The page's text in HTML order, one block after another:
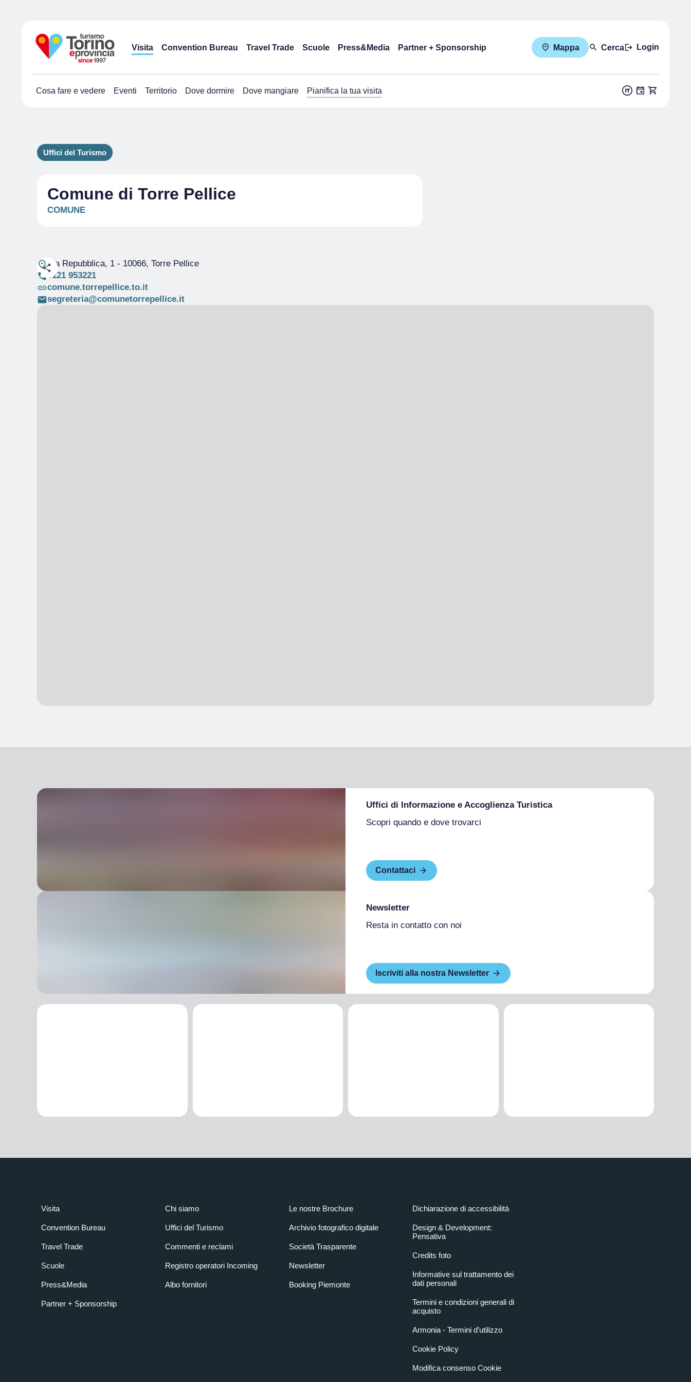
Visita Convention Bureau Travel Trade Scuole Press&Media Partner + Sponsorship Mappa Cerca Login
Cosa fare e vedere Eventi Territorio Dove dormire Dove mangiare Pianifica la tua visita
Uffici del Turismo
Comune di Torre Pellice
COMUNE
Via Repubblica, 1- 10066, Torre Pellice
0121 953221
comune.torrepellice.to.it
segreteria@comunetorrepellice.it
Uffici di Informazione e Accoglienza Turistica
Scopri quando e dove trovarci
Contattaci
Newsletter
Resta in contatto con noi
Iscriviti alla nostra Newsletter
Visita
Convention Bureau
Travel Trade
Scuole
Press&Media
Partner + Sponsorship
Chi siamo
Uffici del Turismo
Commenti e reclami
Registro operatori Incoming
Albo fornitori
Le nostre Brochure
Archivio fotografico digitale
Società Trasparente
Newsletter
Booking Piemonte
Dichiarazione di accessibilità
Design & Development:
Pensativa
Credits foto
Informative sul trattamento dei
dati personali
Termini e condizioni generali di
acquisto
Armonia - Termini d’utilizzo
Cookie Policy
Modifica consenso Cookie